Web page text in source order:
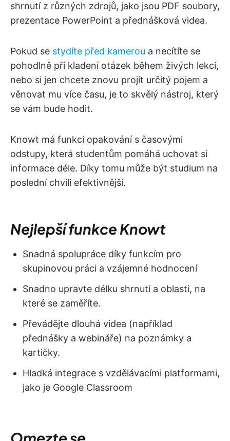
shrnutí z různých zdrojů, jako jsou PDF soubory,
prezentace PowerPoint a přednášková videa.
Pokud se stydíte před kamerou a necítíte se
pohodlně při kladení otázek během živých lekcí,
nebo si jen chcete znovu projít určitý pojem a
věnovat mu více času, je to skvělý nástroj, který
se vám bude hodit.
Knowt má funkci opakování s časovými
odstupy, která studentům pomáhá uchovat si
informace déle. Díky tomu může být studium na
poslední chvíli efektivnější.
Nejlepší funkce Knowt
Snadná spolupráce díky funkcím pro
skupinovou práci a vzájemné hodnocení
Snadno upravte délku shrnutí a oblasti, na
které se zaměříte.
Převádějte dlouhá videa (například
přednášky a webináře) na poznámky a
kartičky.
Hladká integrace s vzdělávacími platformami,
jako je Google Classroom